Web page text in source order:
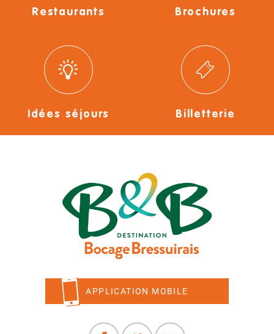
Restaurants Brochures
Idées séjours Billetterie
APPLICATION MOBILE